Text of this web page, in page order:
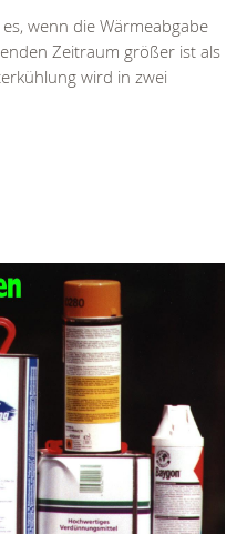
wenn die Wärmeabgabe
Zeitraum größer ist als
wird in zwei